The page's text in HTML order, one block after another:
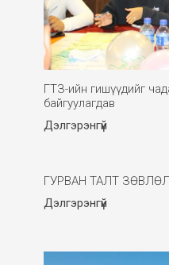
ГТЗ-ийн гишүүдийг
байгуулагдав
Дэлгэрэнгүй
ГУРВАН ТАЛТ
Дэлгэрэнгүй